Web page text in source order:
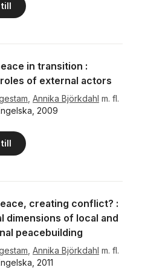
till
in transition :
of external actors
Annika Björkdahl m. fl.
2009
till
creating conflict? :
dimensions of local and
peacebuilding
Annika Björkdahl m. fl.
2011